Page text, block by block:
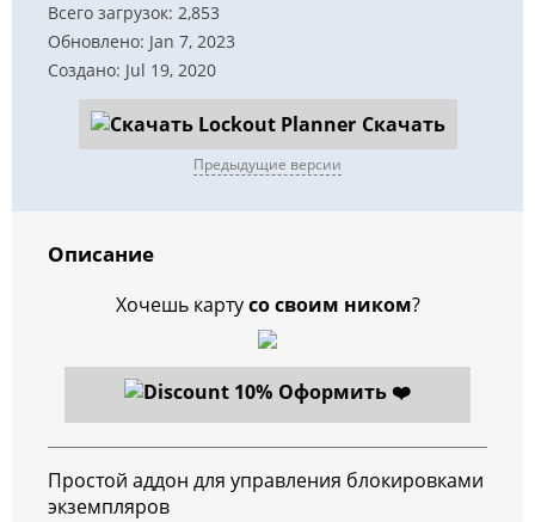
Всего загрузок: 2,853
Обновлено: Jan 7, 2023
Создано: Jul 19, 2020
Скачать
Предыдущие версии
Описание
Хочешь картусо своим ником?
Оформить ❤️
Простой аддон для управления блокировками
экземпляров